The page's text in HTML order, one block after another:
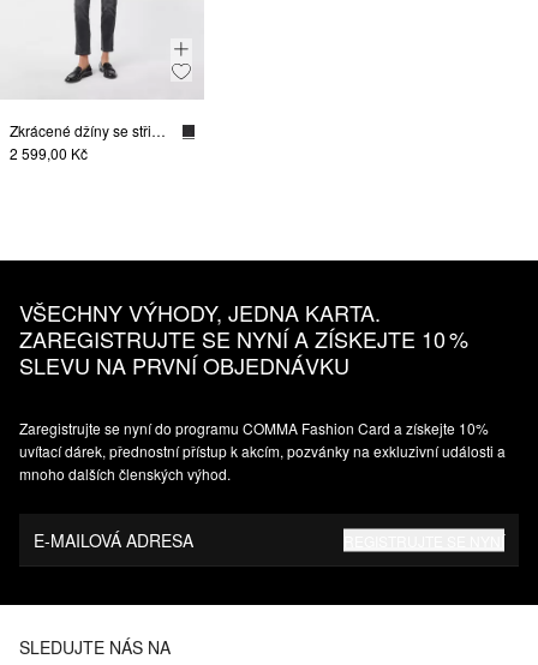
Zkrácené džíny se střihem Skinny Fit, se sepráním
2 599,00 Kč
VŠECHNY VÝHODY, JEDNA KARTA.
ZAREGISTRUJTE SE NYNÍ A ZÍSKEJTE 10 %
SLEVU NA PRVNÍ OBJEDNÁVKU
Zaregistrujte se nyní do programu COMMA Fashion Card a získejte 10%
uvítací dárek, přednostní přístup k akcím, pozvánky na exkluzivní události a
mnoho dalších členských výhod.
E-MAILOVÁ ADRESA
SLEDUJTE NÁS NA